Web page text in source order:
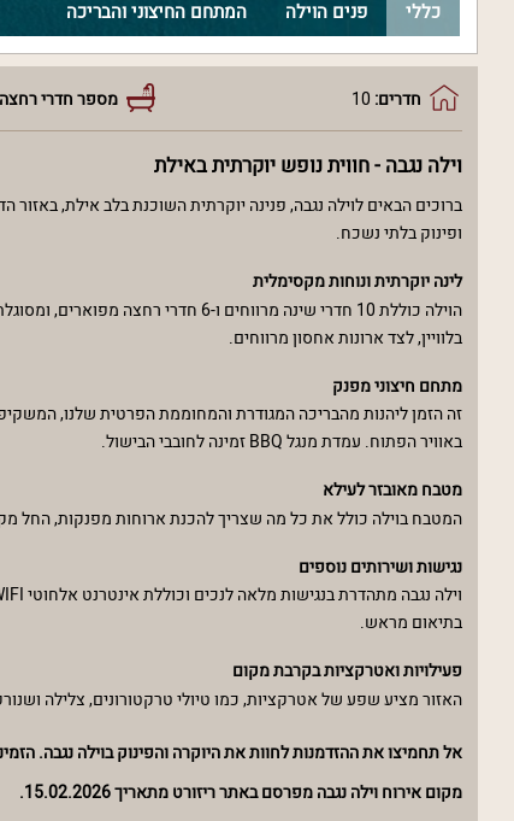
כללי פנים הוילה המתחם החיצוני והבריכה
חדרים: מספר חדרי
וילה נגבה - חווית נופש יוקרתית באילת
ברוכים הבאים לוילה נגבה, פנינה יוקרתית השוכנת בלב אילת,
ופינוק בלתי נשכח.
לינה יוקרתית ונוחות מקסימלית
בלוויין, לצד ארונות אחסון מרווחים.
מתחם חיצוני מפנק
זה הזמן ליהנות מהבריכה המגודרת והמחוממת הפרטית שלנו,
באוויר הפתוח. עמדת מנגל BBQ זמינה לחובבי הבישול.
מטבח מאובזר לעילא
המטבח בוילה כולל את כל מה שצריך להכנת ארוחות מפנקות, החל
נגישות ושירותים נוספים
בתיאום מראש.
פעילויות ואטרקציות בקרבת מקום
האזור מציע שפע של אטרקציות, כמו טיולי טרקטורונים, צלילה
אל תחמיצו את ההזדמנות לחוות את היוקרה והפינוק בוילה נגבה.
מקום אירוח וילה נגבה מפרסם באתר ריזורט מתאריך 15.02.2026.